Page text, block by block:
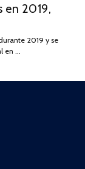
en 2019,
2019 y se
en …